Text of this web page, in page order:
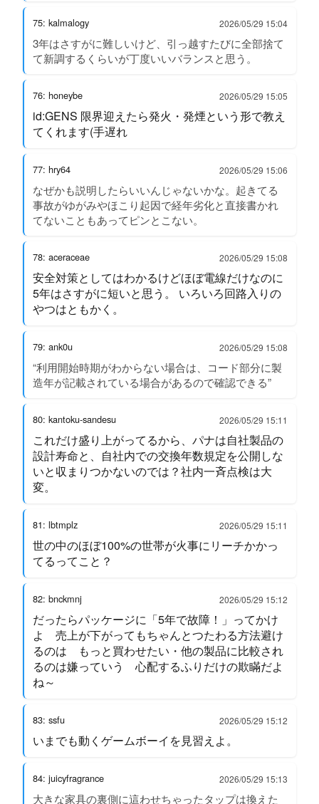
75: kalmalogy 2026/05/29 15:04
3年はさすがに難しいけど、引っ越すたびに全部捨て
て新調するくらいが丁度いいバランスと思う。
76: honeybe 2026/05/29 15:05
id:GENS 限界迎えたら発火・発煙という形で教え
てくれます(手遅れ
77: hry64 2026/05/29 15:06
なぜかも説明したらいいんじゃないかな。起きてる
事故がゆがみやほこり起因で経年劣化と直接書かれ
てないこともあってピンとこない。
78: aceraceae 2026/05/29 15:08
安全対策としてはわかるけどほぼ電線だけなのに
5年はさすがに短いと思う。 いろいろ回路入りの
やつはともかく。
79: ank0u 2026/05/29 15:08
“利用開始時期がわからない場合は、コード部分に製
造年が記載されている場合があるので確認できる”
80: kantoku-sandesu 2026/05/29 15:11
これだけ盛り上がってるから、パナは自社製品の
設計寿命と、自社内での交換年数規定を公開しな
いと収まりつかないのでは？社内一斉点検は大
変。
81: lbtmplz 2026/05/29 15:11
世の中のほぼ100%の世帯が火事にリーチかかっ
てるってこと？
82: bnckmnj 2026/05/29 15:12
だったらパッケージに「5年で故障！」ってかけ
よ 売上が下がってもちゃんとつたわる方法避け
るのは もっと買わせたい・他の製品に比較され
るのは嫌っていう 心配するふりだけの欺瞞だよ
ね～
83: ssfu 2026/05/29 15:12
いまでも動くゲームボーイを見習えよ。
84: juicyfragrance 2026/05/29 15:13
大きな家具の裏側に這わせちゃったタップは換えた